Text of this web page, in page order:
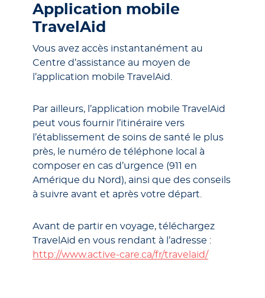
Application mobile
TravelAid
Vous avez accès instantanément au
Centre d’assistance au moyen de
l’application mobile TravelAid.
Par ailleurs, l’application mobile TravelAid
peut vous fournir l’itinéraire vers
l’établissement de soins de santé le plus
près, le numéro de téléphone local à
composer en cas d’urgence (911 en
Amérique du Nord), ainsi que des conseils
à suivre avant et après votre départ.
Avant de partir en voyage, téléchargez
TravelAid en vous rendant à l’adresse :
http://www.active-care.ca/fr/travelaid/